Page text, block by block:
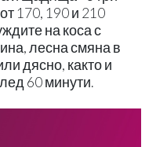
170, 190 и 210
на коса с
лесна смяна в
дясно, както и
60 минути.